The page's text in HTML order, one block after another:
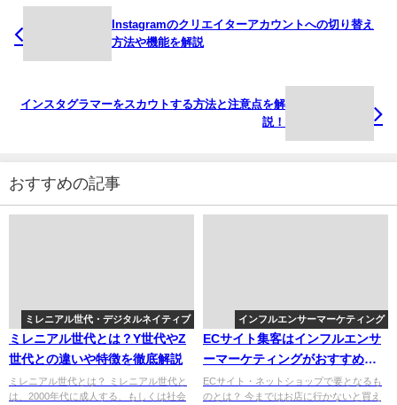
Instagramのクリエイターアカウントへの切り替え
方法や機能を解説
インスタグラマーをスカウトする方法と注意点を解
説！
おすすめの記事
ミレニアル世代・デジタルネイティブ
ミレニアル世代とは？Y世代やZ
世代との違いや特徴を徹底解説
ミレニアル世代とは？ ミレニアル世代と
は、2000年代に成人する、もしくは社会
インフルエンサーマーケティング
ECサイト集客はインフルエンサ
ーマーケティングがおすすめな
理由
ECサイト・ネットショップで要となるも
のとは？ 今まではお店に行かないと買え